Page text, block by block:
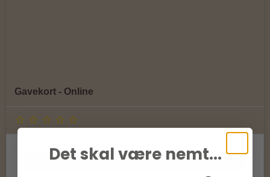
Gavekort - Online
Vis produkt
Det skal være nemt...